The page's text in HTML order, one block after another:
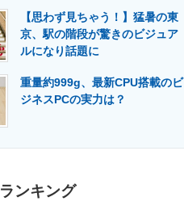
【思わず見ちゃう！】猛暑の東
京、駅の階段が驚きのビジュア
ルになり話題に
重量約999g、最新CPU搭載のビ
ジネスPCの実力は？
ンキング